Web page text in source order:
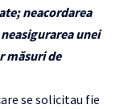
neacordarea
unei
măsuri de
se solicitau fie